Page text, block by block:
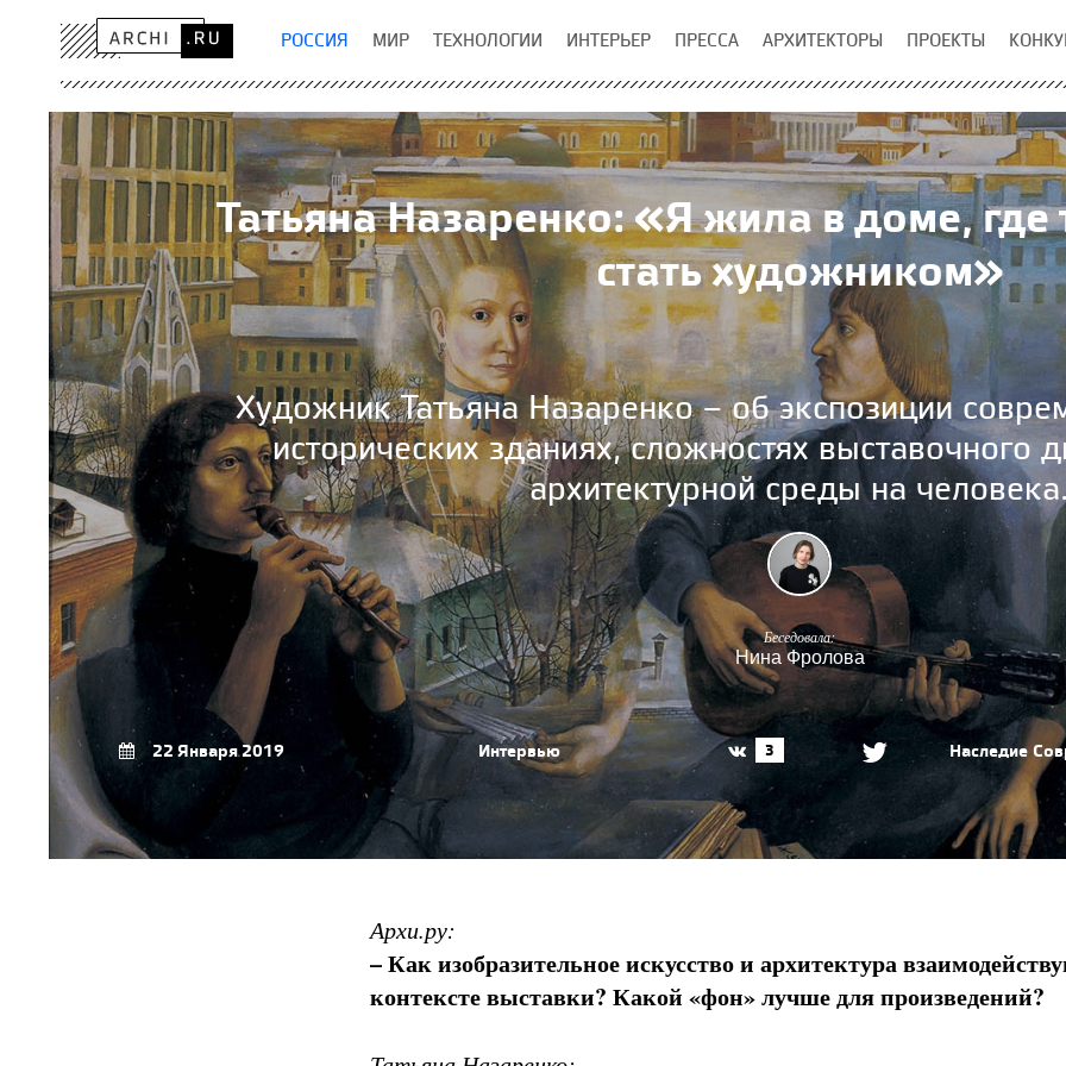
РОССИЯ МИР ТЕХНОЛОГИИ ИНТЕРЬЕР ПРЕССА АРХИТЕКТОРЫ ПРОЕКТЫ
Татьяна Назаренко: «Я жила в доме,
стать художником»
Художник Татьяна Назаренко – об экспозиции
исторических зданиях, сложностях выставочного
архитектурной среды на
Беседовала:
Нина Фролова
22 Января 2019 Интервью 3 Наследие
Архи.ру:
– Как изобразительное искусство и архитектура
контексте выставки? Какой «фон» лучше для произведений?